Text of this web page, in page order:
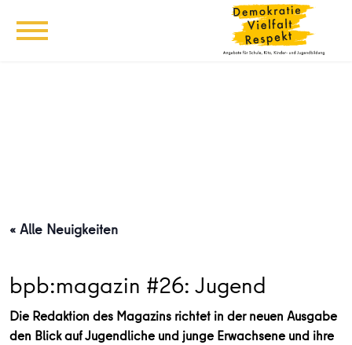
« Alle Neuigkeiten
bpb:magazin #26: Jugend
Die Redaktion des Magazins richtet in der neuen Ausgabe
den Blick auf Jugendliche und junge Erwachsene und ihre